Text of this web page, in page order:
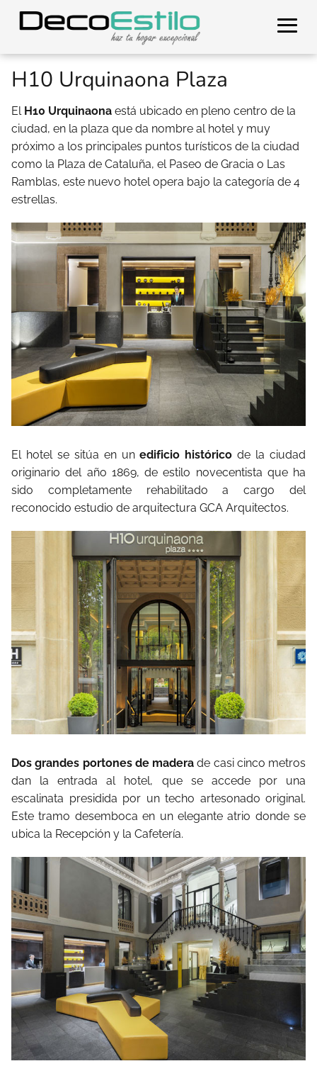
H10 Urquinaona Plaza
El H10 Urquinaona está ubicado en pleno centro de la
ciudad, en la plaza que da nombre al hotel y muy
próximo a los principales puntos turísticos de la ciudad
como la Plaza de Cataluña, el Paseo de Gracia o Las
Ramblas, este nuevo hotel opera bajo la categoría de 4
estrellas.
El hotel se sitúa en unedificio histórico de la ciudad
originario del año 1869, de estilo novecentista que ha
sido completamente rehabilitado a cargo del
reconocido estudio de arquitectura GCA Arquitectos.
Dos grandes portones de madera de casi cinco metros
dan la entrada al hotel, que se accede por una
escalinata presidida por un techo artesonado original.
Este tramo desemboca en un elegante atrio donde se
ubica la Recepción y la Cafetería.